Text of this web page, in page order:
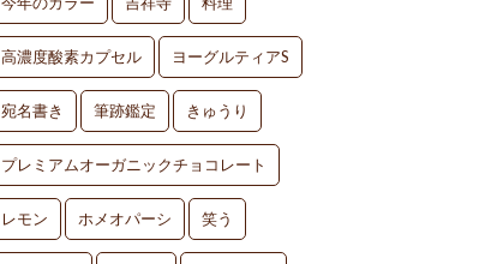
高濃度酸素カプセル ヨーグルティアS
宛名書き 筆跡鑑定 きゅうり
プレミアムオーガニックチョコレート
レモン ホメオパーシ 笑う